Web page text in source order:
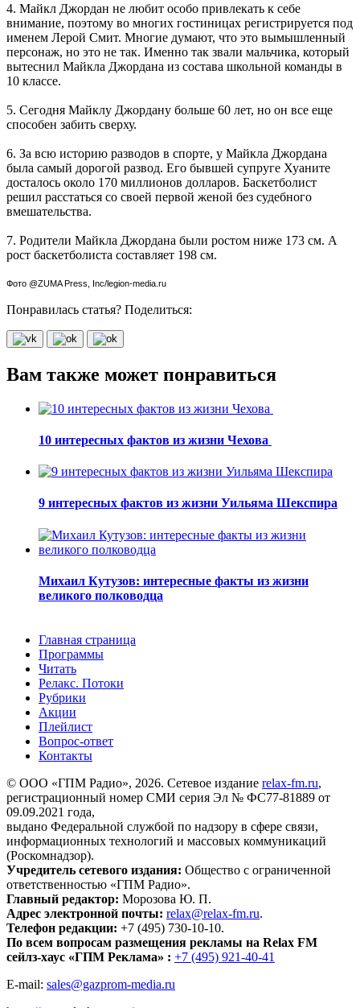
4. Майкл Джордан не любит особо привлекать к себе
внимание, поэтому во многих гостиницах регистрируется под
именем Лерой Смит. Многие думают, что это вымышленный
персонаж, но это не так. Именно так звали мальчика, который
вытеснил Майкла Джордана из состава школьной команды в
10 классе.
5. Сегодня Майклу Джордану больше 60 лет, но он все еще
способен забить сверху.
6. За всю историю разводов в спорте, у Майкла Джордана
была самый дорогой развод. Его бывшей супруге Хуаните
досталось около 170 миллионов долларов. Баскетболист
решил расстаться со своей первой женой без судебного
вмешательства.
7. Родители Майкла Джордана были ростом ниже 173 см. А
рост баскетболиста составляет 198 см.
Фото @ZUMA Press, Inc/legion-media.ru
Понравилась статья? Поделиться:
Вам также может понравиться
10 интересных фактов из жизни Чехова
9 интересных фактов из жизни Уильяма Шекспира
Михаил Кутузов: интересные факты из жизни
великого полководца
Главная страница
Программы
Читать
Релакс. Потоки
Рубрики
Акции
Плейлист
Вопрос-ответ
Контакты
© ООО «ГПМ Радио», 2026. Сетевое издание relax-fm.ru,
регистрационный номер СМИ серия Эл № ФС77-81889 от
09.09.2021 года,
выдано Федеральной службой по надзору в сфере связи,
информационных технологий и массовых коммуникаций
(Роскомнадзор).
Учредитель сетевого издания: Общество с ограниченной
ответственностью «ГПМ Радио».
Главный редактор: Морозова Ю. П.
Адрес электронной почты: relax@relax-fm.ru.
Телефон редакции: +7 (495) 730-10-10.
По всем вопросам размещения рекламы на Relax FM
сейлз-хаус «ГПМ Реклама» : +7 (495) 921-40-41
E-mail: sales@gazprom-media.ru